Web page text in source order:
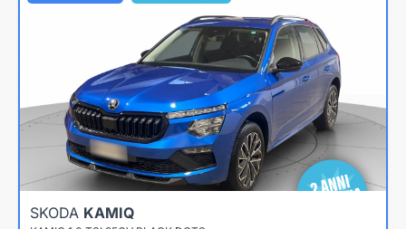
SKODA KAMIQ